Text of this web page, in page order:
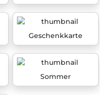
Geschenkkarte
Sommer